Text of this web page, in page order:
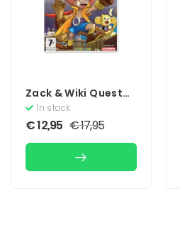
Zack & Wiki Quest
For Barbaros
Treasure
In stock
€12,95 €17,95